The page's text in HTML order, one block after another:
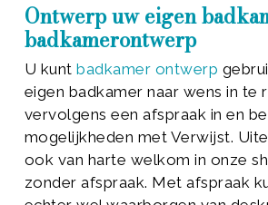
Ontwerp uw eigen
badkamerontwerp
U kuntbadkamer ontwerp
eigen badkamer naar wens in te
vervolgens een afspraak in en
mogelijkheden met Verwijst.
ook van harte welkom in onze
zonder afspraak. Met afspraak